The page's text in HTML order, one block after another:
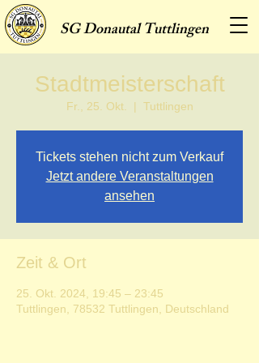
SGDonautal Tuttlingen
Stadtmeisterschaft
Fr., 25. Okt.
  |
Tuttlingen
Tickets stehen nicht zum Verkauf
Jetzt andere Veranstaltungen
ansehen
Zeit & Ort
25. Okt. 2024, 19:45 – 23:45
Tuttlingen, 78532 Tuttlingen, Deutschland